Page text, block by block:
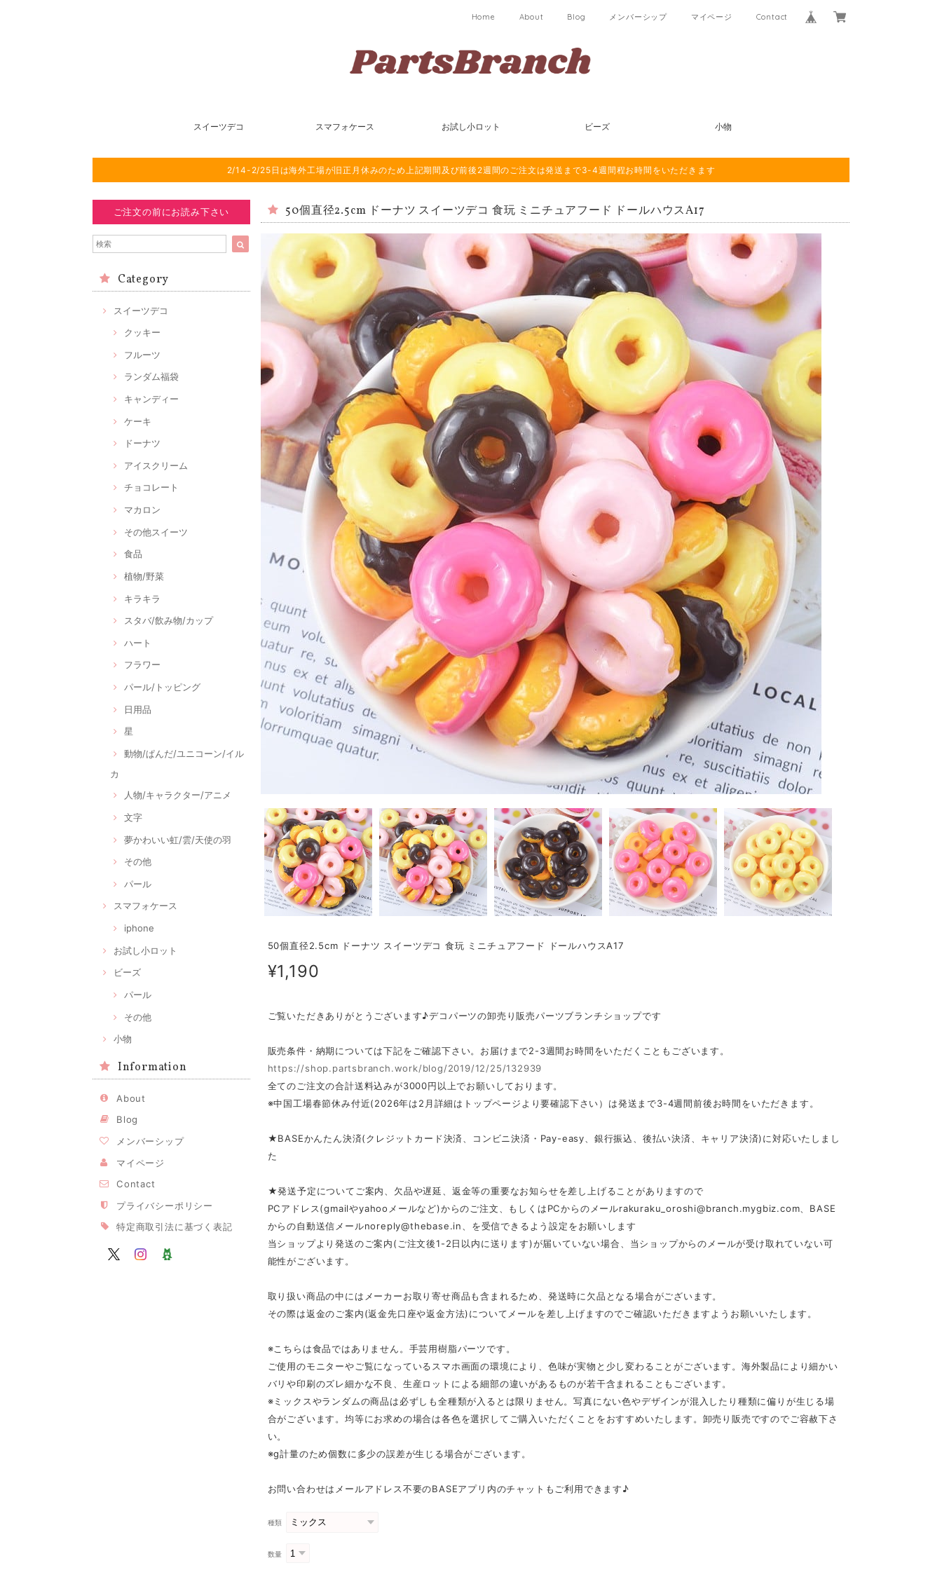
Home About Blog メンバーシップ マイページ Contact
スイーツデコ スマフォケース お試し小ロット ビーズ 小物
2/14-2/25日は海外工場が旧正月休みのため上記期間及び前後2週間のご注文は発送まで3-4週間程お時間をいただきます
ご注文の前にお読み下さい
Category
スイーツデコ
クッキー
フルーツ
ランダム福袋
キャンディー
ケーキ
ドーナツ
アイスクリーム
チョコレート
マカロン
その他スイーツ
食品
植物/野菜
キラキラ
スタバ/飲み物/カップ
ハート
フラワー
パール/トッピング
日用品
星
動物/ぱんだ/ユニコーン/イル
カ
人物/キャラクター/アニメ
文字
夢かわいい虹/雲/天使の羽
その他
パール
スマフォケース
iphone
お試し小ロット
ビーズ
パール
その他
小物
Information
About
Blog
メンバーシップ
マイページ
Contact
プライバシーポリシー
特定商取引法に基づく表記
50個直径2.5cm ドーナツ スイーツデコ 食玩 ミニチュアフード ドールハウスA17
50個直径2.5cm ドーナツ スイーツデコ 食玩 ミニチュアフード ドールハウスA17
¥1,190
ご覧いただきありがとうございます♪デコパーツの卸売り販売パーツブランチショップです
販売条件・納期については下記をご確認下さい。お届けまで2-3週間お時間をいただくこともございます。
https://shop.partsbranch.work/blog/2019/12/25/132939
全てのご注文の合計送料込みが3000円以上でお願いしております。
※中国工場春節休み付近(2026年は2月詳細はトップページより要確認下さい）は発送まで3-4週間前後お時間をいただきます。
★BASEかんたん決済(クレジットカード決済、コンビニ決済・Pay-easy、銀行振込、後払い決済、キャリア決済)に対応いたしまし
た
★発送予定についてご案内、欠品や遅延、返金等の重要なお知らせを差し上げることがありますので
PCアドレス(gmailやyahooメールなど)からのご注文、もしくはPCからのメールrakuraku_oroshi@branch.mygbiz.com 、BASE
からの自動送信メールnoreply@thebase.in
、を受信できるよう設定をお願いします
当ショップより発送のご案内(ご注文後1-2日以内に送ります)が届いていない場合、当ショップからのメールが受け取れていない可
能性がございます。
取り扱い商品の中にはメーカーお取り寄せ商品も含まれるため、発送時に欠品となる場合がございます。
その際は返金のご案内(返金先口座や返金方法)についてメールを差し上げますのでご確認いただきますようお願いいたします。
※こちらは食品ではありません。手芸用樹脂パーツです。
ご使用のモニターやご覧になっているスマホ画面の環境により、色味が実物と少し変わることがございます。海外製品により細かい
バリや印刷のズレ細かな不良、生産ロットによる細部の違いがあるものが若干含まれることもございます。
※ミックスやランダムの商品は必ずしも全種類が入るとは限りません。写真にない色やデザインが混入したり種類に偏りが生じる場
合がございます。均等にお求めの場合は各色を選択してご購入いただくことをおすすめいたします。卸売り販売ですのでご容赦下さ
い。
※g計量のため個数に多少の誤差が生じる場合がございます。
お問い合わせはメールアドレス不要のBASEアプリ内のチャットもご利用できます♪
種類
数量